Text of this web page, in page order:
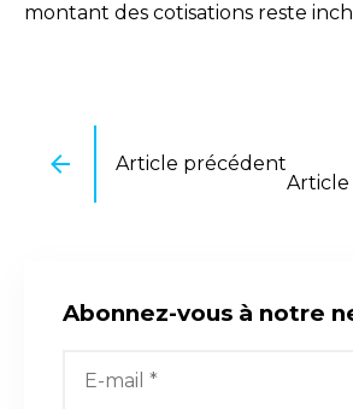
montant des cotisations reste
Article précédent
Article
Abonnez-vous à notre